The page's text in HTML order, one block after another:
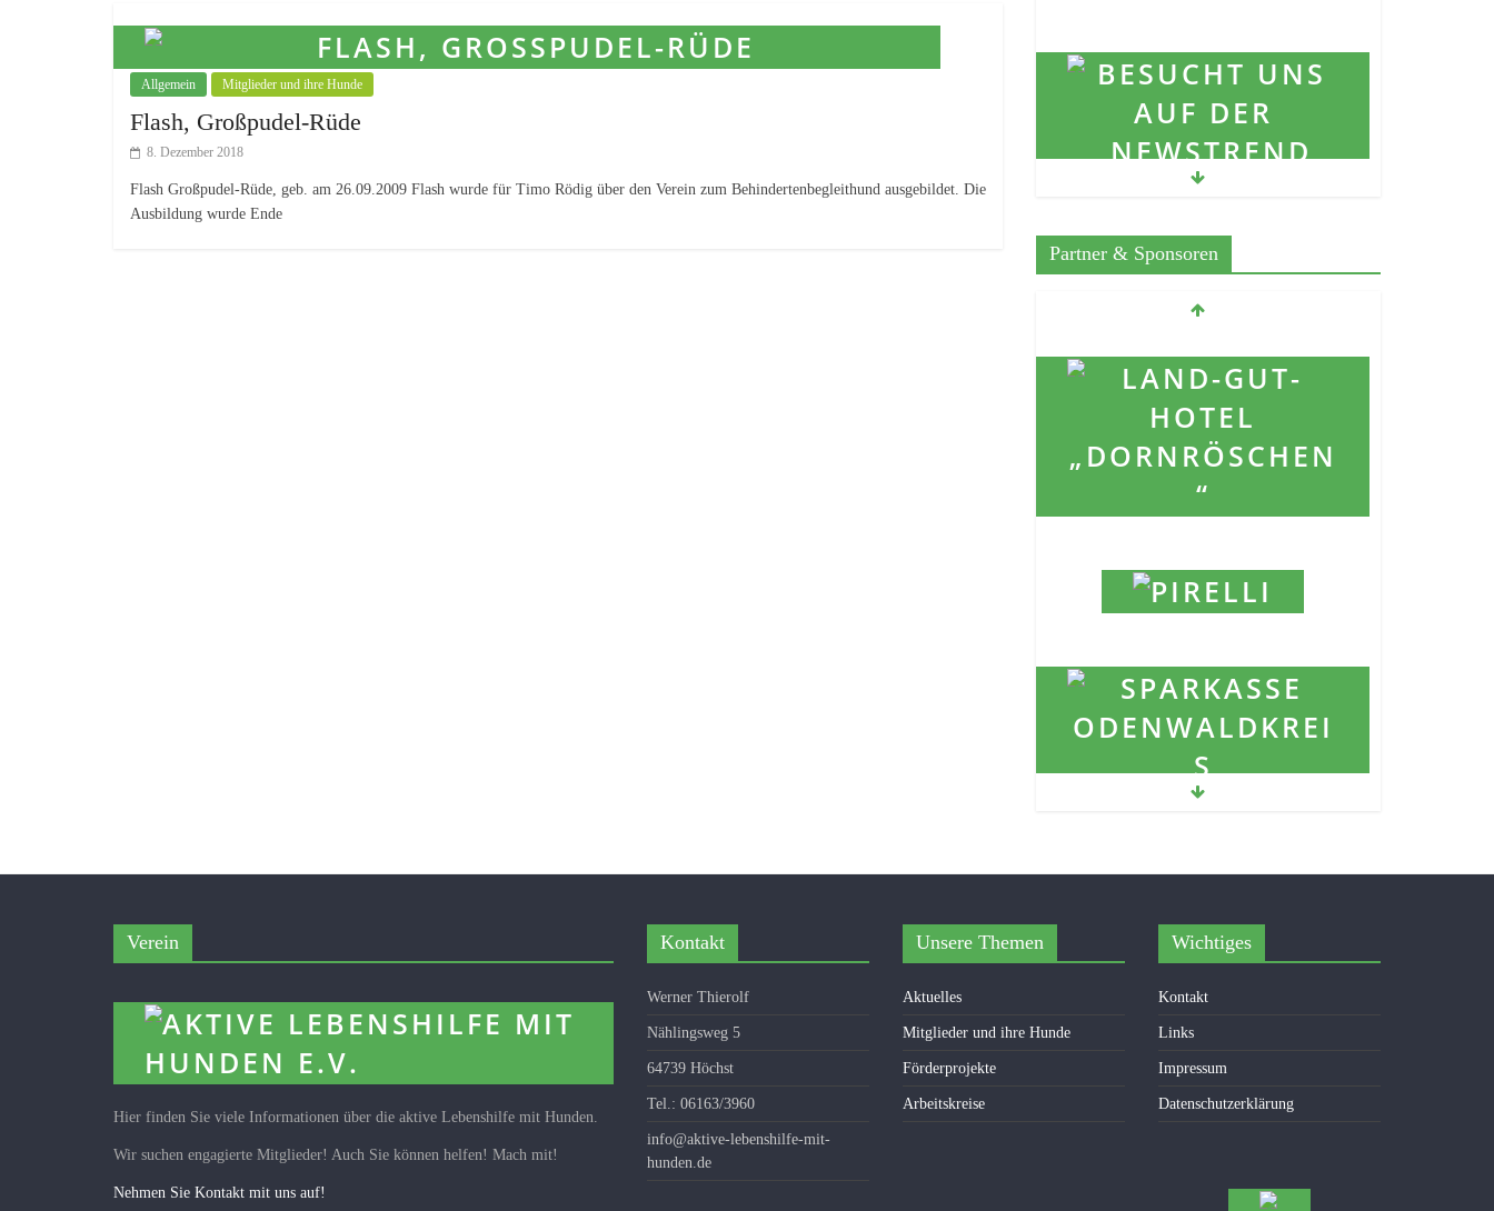
Allgemein Mitglieder und ihre Hunde
Flash, Großpudel-Rüde
8. Dezember 2018
Flash Großpudel-Rüde, geb. am 26.09.2009 Flash wurde für Timo Rödig über den Verein zum Behindertenbegleithund ausgebildet. Die
Ausbildung wurde Ende
Besucht uns auf der „Newstrend Messe“ 2024 bei
Fa. Möbel-Kempf in Bad König.
Förderprojekt „Charly“
17. Februar 2022
Förderprojekt „Santo“
12. August 2021
Weihnachten 2025
Partner & Sponsoren
Verein
Hier finden Sie viele Informationen über die aktive Lebenshilfe mit Hunden.
Wir suchen engagierte Mitglieder! Auch Sie können helfen! Mach mit!
Nehmen Sie Kontakt mit uns auf!
Kontakt
Werner Thierolf
Nählingsweg 5
64739 Höchst
Tel.: 06163/3960
info@aktive-lebenshilfe-mit-
hunden.de
Unsere Themen
Aktuelles
Mitglieder und ihre Hunde
Förderprojekte
Arbeitskreise
Wichtiges
Kontakt
Links
Impressum
Datenschutzerklärung